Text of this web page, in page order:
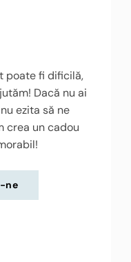
poate fi dificilă,
Dacă nu ai
ezita să ne
crea un cadou
ne